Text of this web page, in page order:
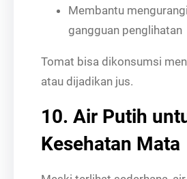
Membantu
gangguan penglihatan
Tomat bisa dikonsumsi
atau dijadikan jus.
10. Air Putih
Kesehatan Mata